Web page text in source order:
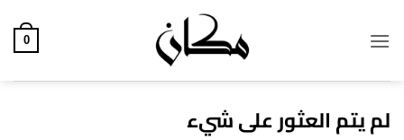
للمحتوى
0
لم يتم العثور على شيء